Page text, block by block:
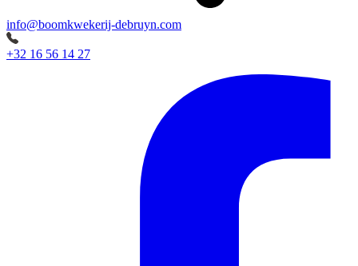
info@boomkwekerij-debruyn.com
+32 16 56 14 27